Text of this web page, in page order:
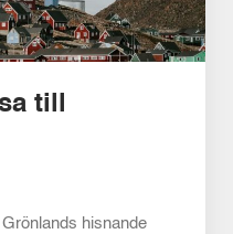
till
hisnande